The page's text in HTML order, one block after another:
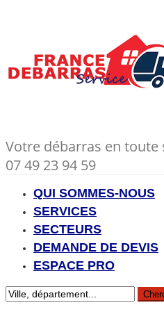
Votre débarras en toute
07 49 23 94 59
QUI SOMMES-NOUS
SERVICES
SECTEURS
DEMANDE DE DEVIS
ESPACE PRO